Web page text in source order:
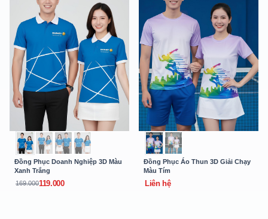
Đồng Phục Doanh Nghiệp 3D Màu
Xanh Trắng
169.000119.000
Đồng Phục Áo Thun 3D Giải Chạy
Màu Tím
Liên hệ